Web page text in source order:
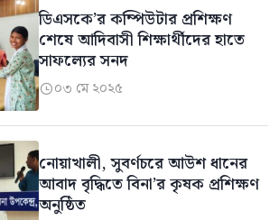
ডিএসকে’র কম্পিউটার প্রশিক্ষণ
শেষে আদিবাসী শিক্ষার্থীদের হাতে
সাফল্যের সনদ
০৩ মে ২০২৫
নোয়াখালী, সুবর্ণচরে আউশ ধানের
আবাদ বৃদ্ধিতে বিনা’র কৃষক প্রশিক্ষণ
অনুষ্ঠিত